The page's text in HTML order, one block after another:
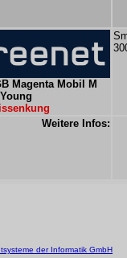
Magenta Mobil M
Young
Weitere Infos:
der Informatik GmbH